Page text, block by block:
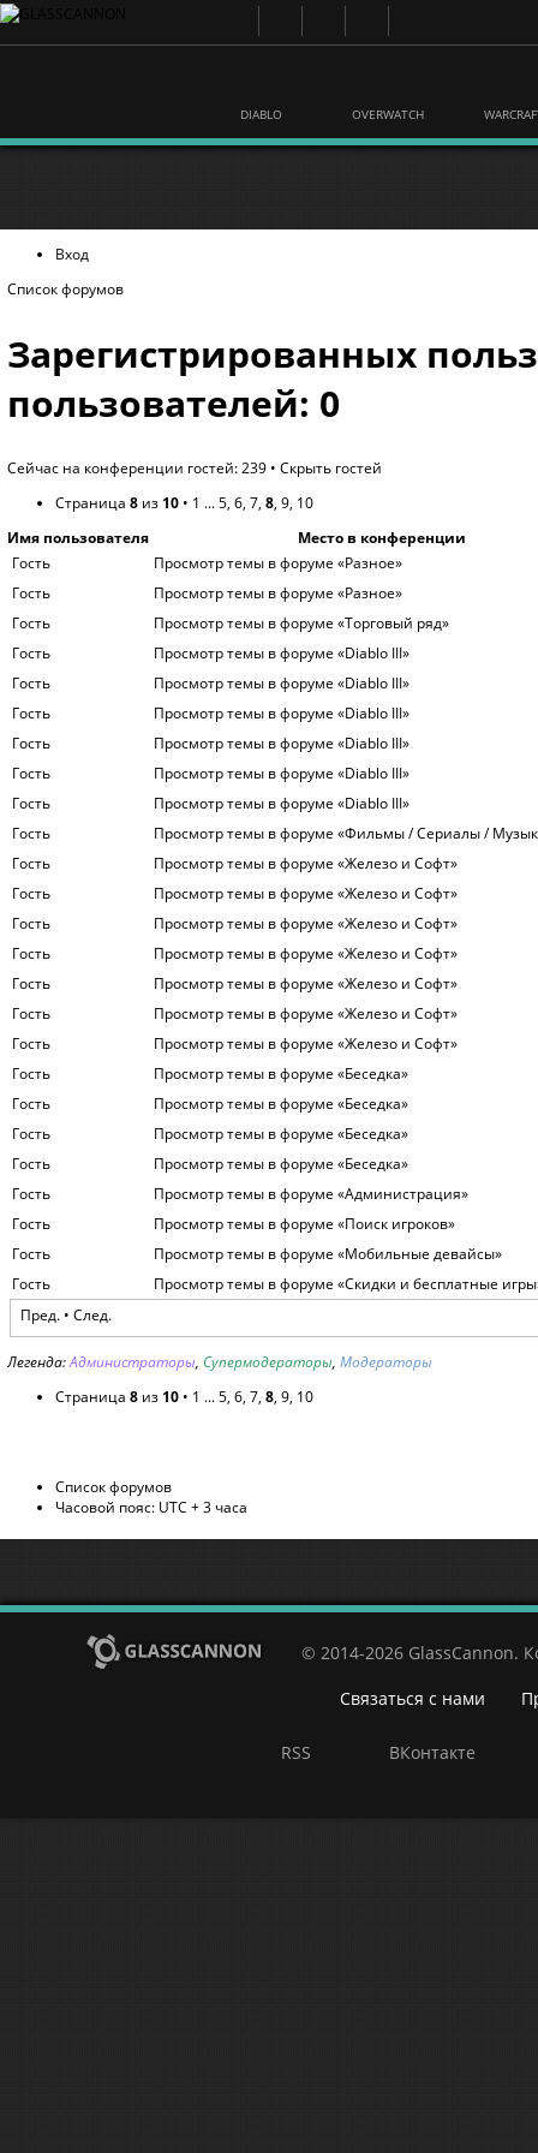
DIABLO OVERWATCH
Вход
Список форумов
Зарегистрированных
пользователей: 0
Сейчас на конференции гостей: 239 • Скрыть гостей
Страница 8 из 10 • 1 ...5, 6, 7, 8, 9, 10
Имя пользователя
Место в конференции
Гость
Просмотр темы в форуме «Разное»
Гость
Просмотр темы в форуме «Разное»
Гость
Просмотр темы в форуме «Торговый ряд»
Гость
Просмотр темы в форуме «Diablo III»
Гость
Просмотр темы в форуме «Diablo III»
Гость
Просмотр темы в форуме «Diablo III»
Гость
Просмотр темы в форуме «Diablo III»
Гость
Просмотр темы в форуме «Diablo III»
Гость
Просмотр темы в форуме «Diablo III»
Гость
Просмотр темы в форуме «Фильмы / Сериалы /
Гость
Просмотр темы в форуме «Железо и Софт»
Гость
Просмотр темы в форуме «Железо и Софт»
Гость
Просмотр темы в форуме «Железо и Софт»
Гость
Просмотр темы в форуме «Железо и Софт»
Гость
Просмотр темы в форуме «Железо и Софт»
Гость
Просмотр темы в форуме «Железо и Софт»
Гость
Просмотр темы в форуме «Железо и Софт»
Гость
Просмотр темы в форуме «Беседка»
Гость
Просмотр темы в форуме «Беседка»
Гость
Просмотр темы в форуме «Беседка»
Гость
Просмотр темы в форуме «Беседка»
Гость
Просмотр темы в форуме «Администрация»
Гость
Просмотр темы в форуме «Поиск игроков»
Гость
Просмотр темы в форуме «Мобильные девайсы»
Гость
Просмотр темы в форуме «Скидки и бесплатные
Пред.• След.
Легенда:Администраторы, Супермодераторы, Модераторы
Страница 8 из 10 • 1 ...5, 6, 7, 8, 9, 10
Список форумов
Часовой пояс: UTC + 3 часа
© 2014-2026 GlassCannon.
Связаться с нами
RSS ВКонтакте